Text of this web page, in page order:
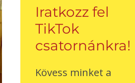
Iratkozz fel
TikTok
csatornánkra!
Kövess minket a